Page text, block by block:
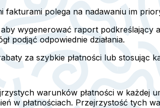
fakturami polega na nadawaniu im
wygenerować raport podkreślający
podjąć odpowiednie działania.
za szybkie płatności lub stosując
warunków płatności w każdej
w płatnościach. Przejrzystość tych